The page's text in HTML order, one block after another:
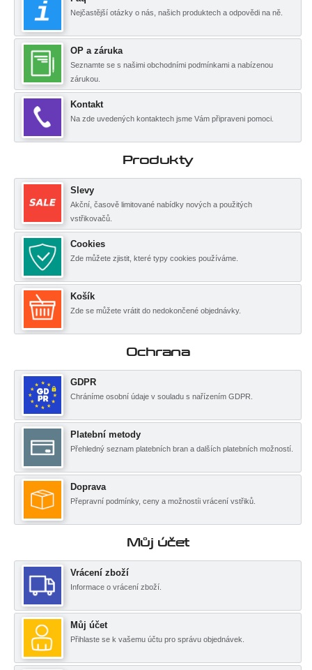
Nejčastější otázky o nás, našich produktech a odpovědi na ně.
OP a záruka
Seznamte se s našimi obchodními podmínkami a nabízenou
zárukou.
Kontakt
Na zde uvedených kontaktech jsme Vám připraveni pomoci.
Produkty
Slevy
Akční, časově limitované nabídky nových a použitých
vstřikovačů.
Cookies
Zde můžete zjistit, které typy cookies používáme.
Košík
Zde se můžete vrátit do nedokončené objednávky.
Ochrana
GDPR
Chráníme osobní údaje v souladu s nařízením GDPR.
Platební metody
Přehledný seznam platebních bran a dalších platebních možností.
Doprava
Přepravní podmínky, ceny a možnostíi vrácení vstřiků.
Můj účet
Vrácení zboží
Informace o vrácení zboží.
Můj účet
Přihlaste se k vašemu účtu pro správu objednávek.